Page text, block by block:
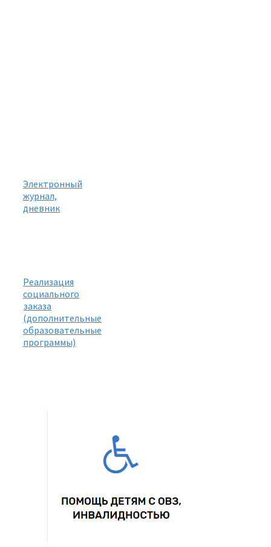
Электронный
журнал,
дневник
Реализация
социального
заказа
(дополнительные
образовательные
программы)